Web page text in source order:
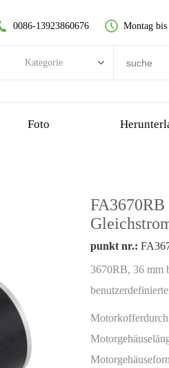
0086-13923860676 Montag
Kategorie
kernloser bürstenloser Motor
Schneckengetriebemotor
Encoder
Foto
punkt nr.:
3670RB, 36 mm